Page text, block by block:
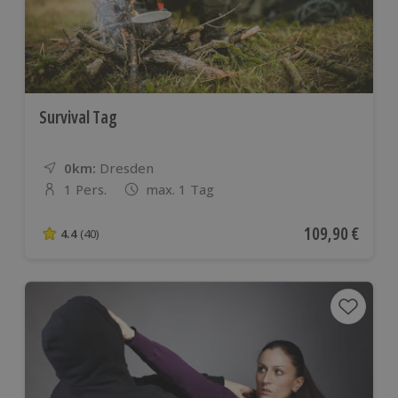
Survival Tag
0km: Entfernung
Standort
Dresden
Anzahl der Teilnehmer
1 Pers. max. 1 Tag
4.4 von 5 Sternen basierend auf 40 Bewertungen
4.4 (40) Aktueller Preis
109,90 €